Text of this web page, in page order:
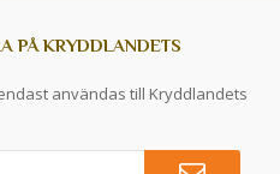
PÅ KRYDDLANDETS
användas till Kryddlandets